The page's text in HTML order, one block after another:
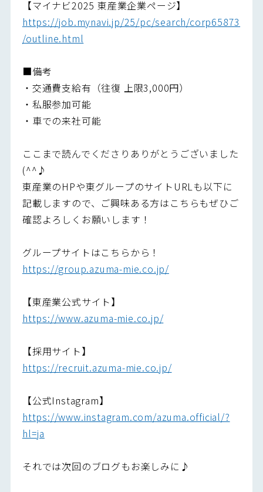
【マイナビ2025 東産業企業ページ】
https://job.mynavi.jp/25/pc/search/corp65873
/outline.html
■備考
・交通費支給有（往復 上限3,000円）
・私服参加可能
・車での来社可能
ここまで読んでくださりありがとうございました
(^^♪
東産業のHPや東グループのサイトURLも以下に
記載しますので、ご興味ある方はこちらもぜひご
確認よろしくお願いします！
グループサイトはこちらから！
https://group.azuma-mie.co.jp/
【東産業公式サイト】
https://www.azuma-mie.co.jp/
【採用サイト】
https://recruit.azuma-mie.co.jp/
【公式Instagram】
https://www.instagram.com/azuma.official/?
hl=ja
それでは次回のブログもお楽しみに♪